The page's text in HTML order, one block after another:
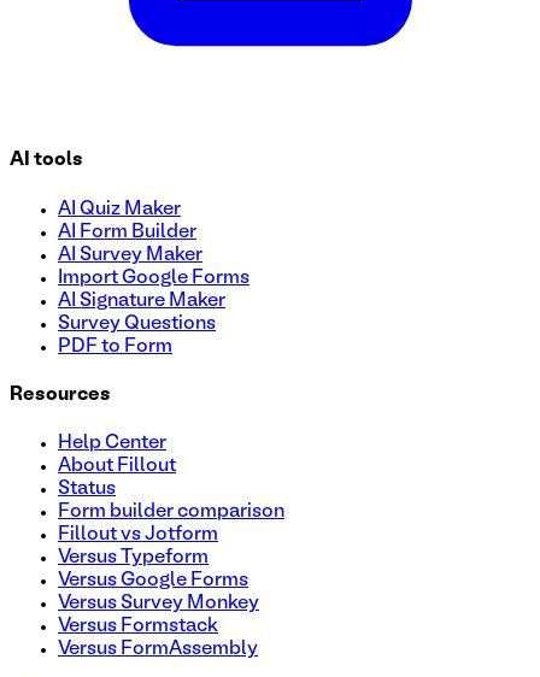
AI tools
AI Quiz Maker
AI Form Builder
AI Survey Maker
Import Google Forms
AI Signature Maker
Survey Questions
PDF to Form
Resources
Help Center
About Fillout
Status
Form builder comparison
Fillout vs Jotform
Versus Typeform
Versus Google Forms
Versus Survey Monkey
Versus Formstack
Versus FormAssembly